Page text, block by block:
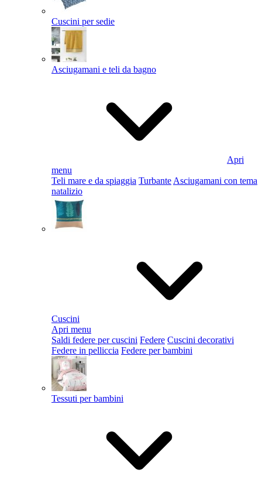
Cuscini per sedie
Asciugamani e teli da bagno
Apri
menu
Teli mare e da spiaggia Turbante Asciugamani con tema
natalizio
Cuscini
Apri menu
Saldi federe per cuscini Federe Cuscini decorativi
Federe in pelliccia Federe per bambini
Tessuti per bambini